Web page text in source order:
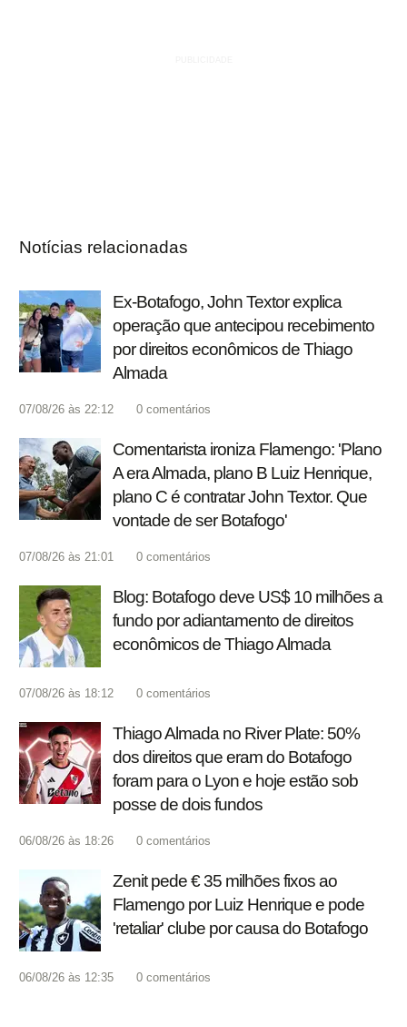
Notícias relacionadas
Ex-Botafogo, John Textor explica
operação que antecipou recebimento
por direitos econômicos de Thiago
Almada
07/08/26 às 22:12 0 comentários
Comentarista ironiza Flamengo: 'Plano
A era Almada, plano B Luiz Henrique,
plano C é contratar John Textor. Que
vontade de ser Botafogo'
07/08/26 às 21:01 0 comentários
Blog: Botafogo deve US$ 10 milhões a
fundo por adiantamento de direitos
econômicos de Thiago Almada
07/08/26 às 18:12 0 comentários
Thiago Almada no River Plate: 50%
dos direitos que eram do Botafogo
foram para o Lyon e hoje estão sob
posse de dois fundos
06/08/26 às 18:26 0 comentários
Zenit pede € 35 milhões fixos ao
Flamengo por Luiz Henrique e pode
'retaliar' clube por causa do Botafogo
06/08/26 às 12:35 0 comentários